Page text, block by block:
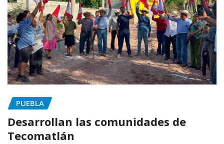
PUEBLA
Desarrollan las comunidades de
Tecomatlán